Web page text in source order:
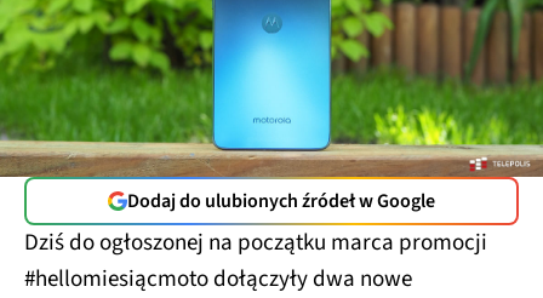
Dodaj do ulubionych źródeł w Google
Dziś do ogłoszonej na początku marca promocji
#hellomiesiącmoto dołączyły dwa nowe